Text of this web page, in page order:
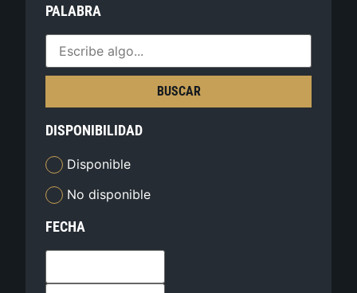
PALABRA
BUSCAR
DISPONIBILIDAD
Disponible
No disponible
FECHA